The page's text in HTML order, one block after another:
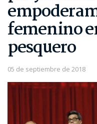
femenino
pesquero
05 de septiembre de 2018